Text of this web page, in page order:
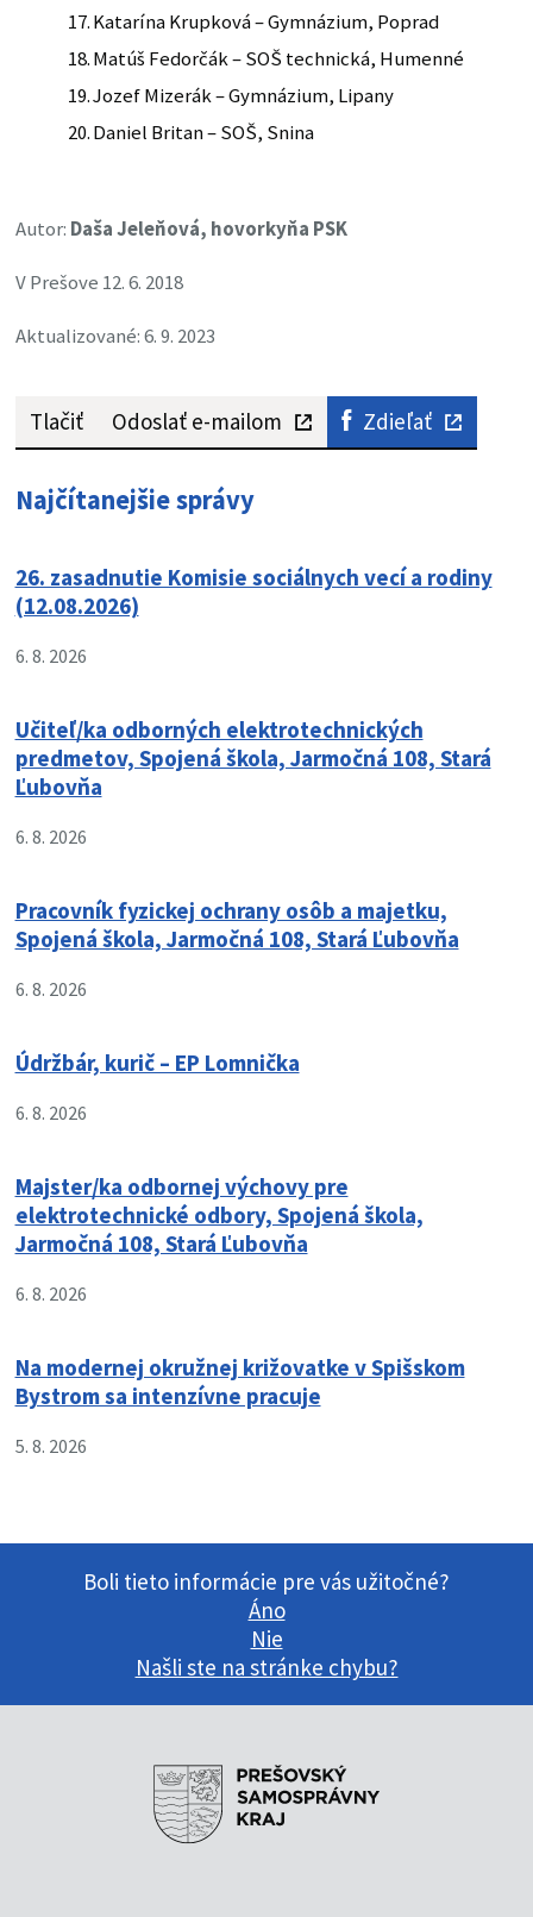
Katarína Krupková – Gymnázium, Poprad
Matúš Fedorčák – SOŠ technická, Humenné
Jozef Mizerák – Gymnázium, Lipany
Daniel Britan – SOŠ, Snina
Autor: Daša Jeleňová, hovorkyňa PSK
V Prešove 12. 6. 2018
Aktualizované: 6. 9. 2023
Tlačiť Odoslať e-mailom Zdieľať
Najčítanejšie správy
26. zasadnutie Komisie sociálnych vecí a rodiny
(12.08.2026)
6. 8. 2026
Učiteľ/ka odborných elektrotechnických
predmetov, Spojená škola, Jarmočná 108, Stará
Ľubovňa
6. 8. 2026
Pracovník fyzickej ochrany osôb a majetku,
Spojená škola, Jarmočná 108, Stará Ľubovňa
6. 8. 2026
Údržbár, kurič – EP Lomnička
6. 8. 2026
Majster/ka odbornej výchovy pre
elektrotechnické odbory, Spojená škola,
Jarmočná 108, Stará Ľubovňa
6. 8. 2026
Na modernej okružnej križovatke v Spišskom
Bystrom sa intenzívne pracuje
5. 8. 2026
Boli tieto informácie pre vás užitočné?
Áno
Nie
Našli ste na stránke chybu?